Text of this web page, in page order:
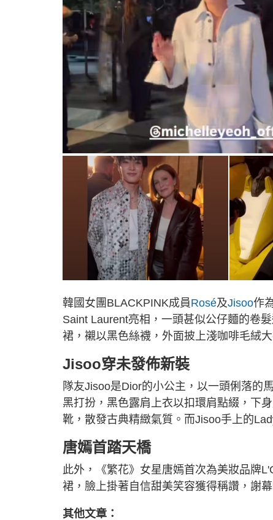
韓國女團BLACKPINK成員Rosé及Jisoo作
Saint Laurent亮相，一頭甚似公仔麵的卷
裙，襯以黑色絲襪，外面披上淺咖啡毛絨
Jisoo穿未發佈新裝
隊友Jisoo是Dior的小公主，以一頭俐落的
黑打扮，黑色露肩上衣以扣環肩點綴，下
靴，散發古典精緻氣質。而Jisoo手上的
唐嫣首踏天橋
此外，《繁花》女星唐嫣首次為美妝品牌
裙，臉上掛著自信甜美笑容獲得稱讚，謝
其他文章：